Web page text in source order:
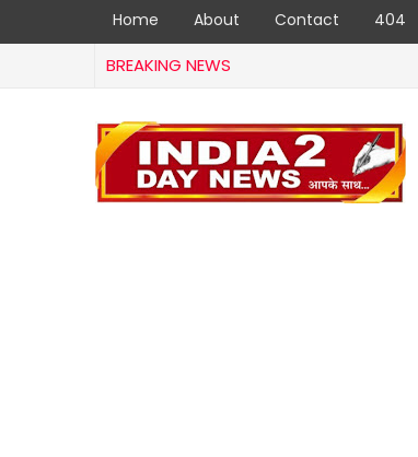
Home About Contact 404
BREAKING NEWS